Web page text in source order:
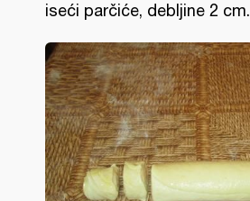
iseći parčiće, debljine 2 cm.